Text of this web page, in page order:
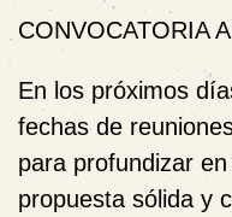
CONVOCATORIA
En los próximos
fechas de
para profundizar
propuesta sólida y